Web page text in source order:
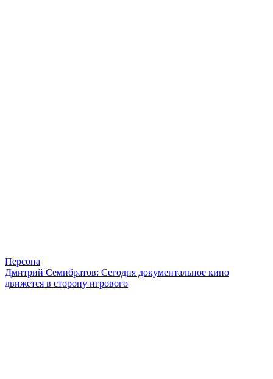
Персона
Дмитрий Семибратов: Сегодня документальное кино
движется в сторону игрового